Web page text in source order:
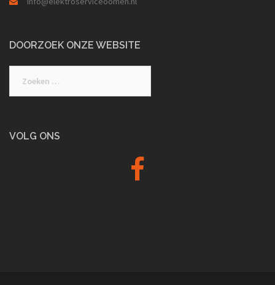
DOORZOEK ONZE WEBSITE
naar:
VOLG ONS